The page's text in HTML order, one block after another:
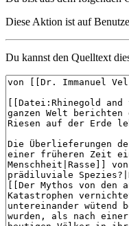
Diese Aktion ist auf
Du kannst den Quelltext